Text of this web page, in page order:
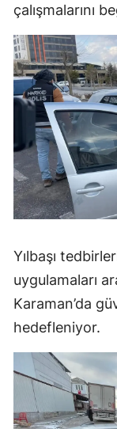
çalışmalarını
Yılbaşı
uygulamaları
Karaman’da
hedefleniyor.